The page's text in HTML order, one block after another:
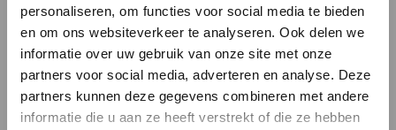
personaliseren, om functies voor social media te bieden
en om ons websiteverkeer te analyseren. Ook delen we
informatie over uw gebruik van onze site met onze
partners voor social media, adverteren en analyse. Deze
partners kunnen deze gegevens combineren met andere
informatie die u aan ze heeft verstrekt of die ze hebben